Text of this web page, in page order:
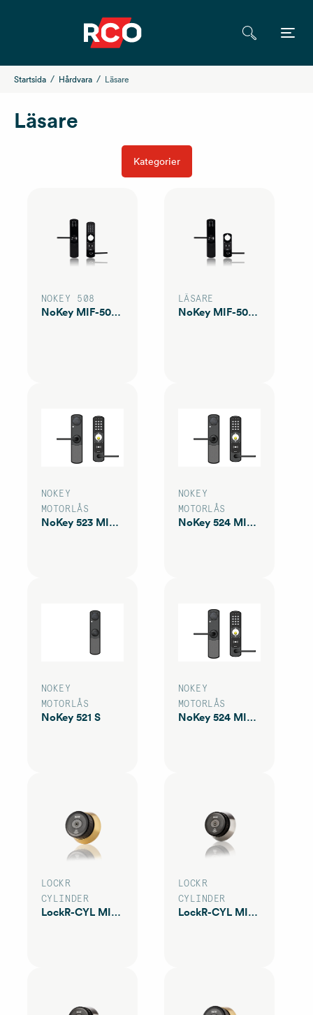
Startsida Hårdvara Läsare
Läsare
Kategorier
NOKEY 508
NoKey MIF-508 KS Gen2
LÄSARE
NoKey MIF-508 S Gen2
NOKEY
MOTORLÅS
NoKey 523 MIF KS20
NOKEY
MOTORLÅS
NoKey 524 MIF KS21
NOKEY
MOTORLÅS
NoKey 521 S
NOKEY
MOTORLÅS
NoKey 524 MIF KS20
LOCKR
CYLINDER
LockR-CYL MIF80AM
LOCKR
CYLINDER
LockR-CYL MIF80AS